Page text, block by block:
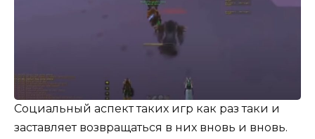
Социальный аспект таких игр как раз таки и
заставляет возвращаться в них вновь и вновь.